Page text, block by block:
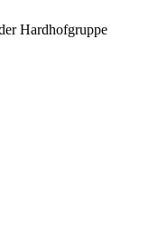
Hardhofgruppe